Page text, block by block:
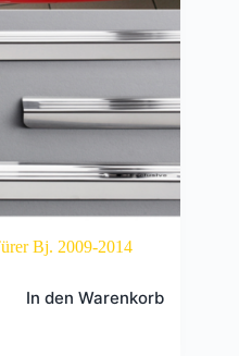
Bj. 2009-2014
In den Warenkorb